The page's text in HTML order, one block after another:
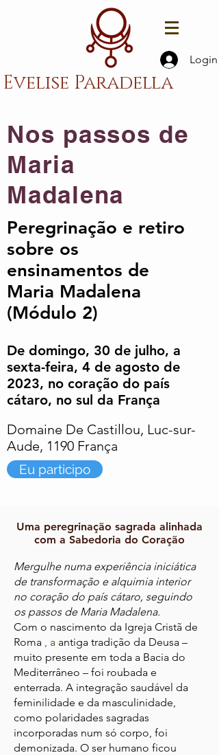
Login
Evelise Paradella
Nos passos de
Maria
Madalena
Peregrinação e retiro
sobre os
ensinamentos de
Maria Madalena
(Módulo 2)
De domingo, 30 de julho, a
sexta-feira, 4 de agosto de
2023, no coração do país
cátaro, no sul da França
Domaine De Castillou, Luc-sur-
Aude, 1190 França
Eu participo
Uma peregrinação sagrada alinhada
com a Sabedoria do Coração
Mergulhe numa experiência iniciática
de transformação e alquimia interior
no coração do país cátaro, seguindo
os passos de Maria Madalena.
Com o nascimento da Igreja Cristã de
Roma , a antiga tradição da Deusa –
muito presente em toda a Bacia do
Mediterrâneo – foi roubada e
enterrada. A integração saudável da
feminilidade e da masculinidade,
como polaridades sagradas
incorporadas num só corpo, foi
demonizada. O ser humano ficou